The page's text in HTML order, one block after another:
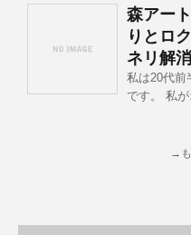
森アー
りとロ
ネリ解
私は20代前
です。 私が
→